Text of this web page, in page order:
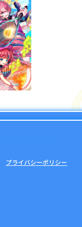
プライバシーポリシー